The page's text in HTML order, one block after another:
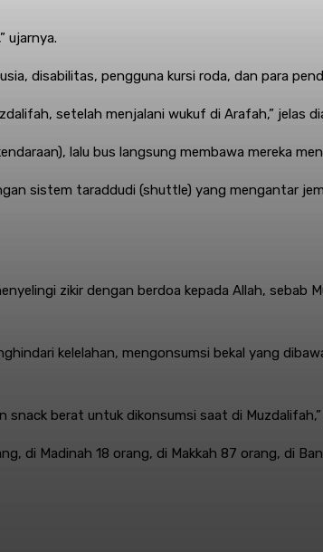
ujarnya.
disabilitas, pengguna kursi roda, dan para
setelah menjalani wukuf di Arafah,” jelas
lalu bus langsung membawa mereka
sistem taraddudi (shuttle) yang mengantar
zikir dengan berdoa kepada Allah, sebab
kelelahan, mengonsumsi bekal yang
berat untuk dikonsumsi saat di
di Madinah 18 orang, di Makkah 87 orang, di